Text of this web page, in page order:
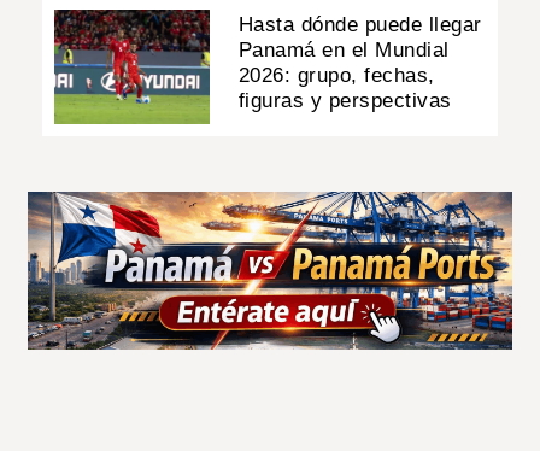
Hasta dónde puede llegar
Panamá en el Mundial
2026: grupo, fechas,
figuras y perspectivas